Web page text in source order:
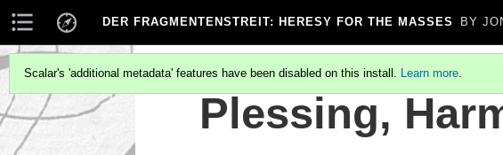
DER FRAGMENTENSTREIT: HERESY FOR THE MASSES BY
Scalar's 'additional metadata' features have been disabled on this install. Learn more.
Plessing,